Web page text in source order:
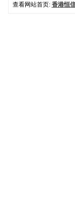
查看网站首页: 香港恒